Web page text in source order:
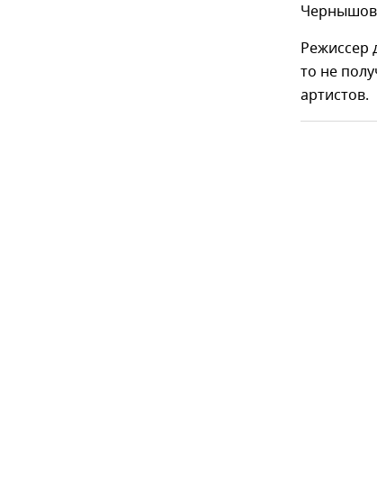
Режиссер
то не
артистов.